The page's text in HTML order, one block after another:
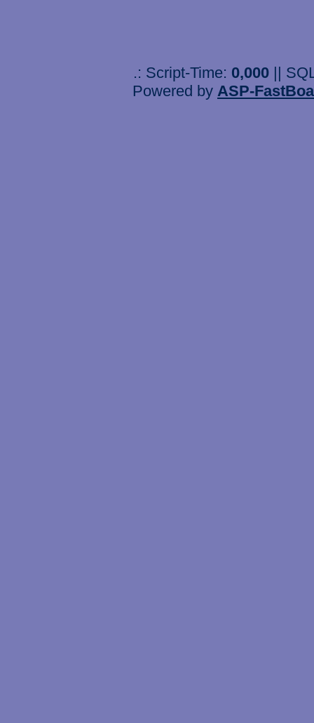
.: Script-Time: 0,000 ||
Powered by ASP-